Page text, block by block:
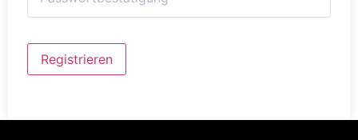
Alternative:
Registrieren